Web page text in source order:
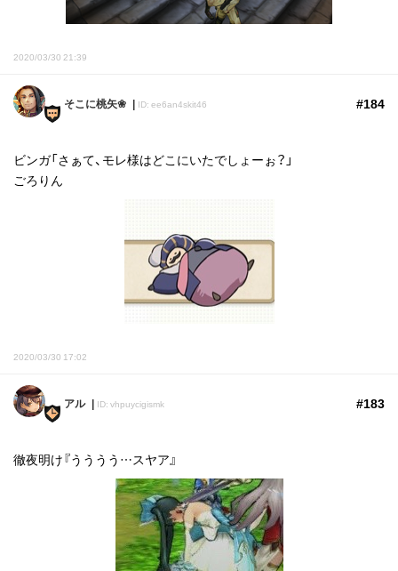
2020/03/30 21:39
そこに桃矢❀ ID: ee6an4skit46 #184
ビンガ「さぁて、モレ様はどこにいたでしょーぉ？」
ごろりん
2020/03/30 17:02
アル ID: vhpuycigismk #183
徹夜明け『うううう…スヤア』